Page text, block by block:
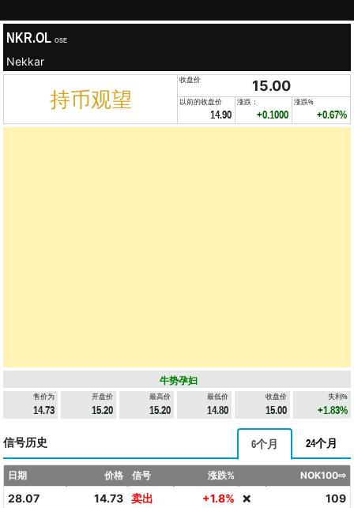
NKR.OL OSE
Nekkar
持币观望
收盘价 15.00
以前的收盘价
14.90
涨跌：
+0.1000
涨跌%
+0.67%
牛势孕妇
售价为
14.73
开盘价
15.20
最高价
15.20
最低价
14.80
收盘价
15.00
失利%
+1.83%
信号历史 6个月 24个月
日期 价格 信号 涨跌% NOK100⇨
28.07 14.73 卖出 +1.8% ❌
109